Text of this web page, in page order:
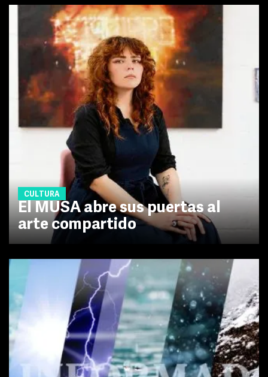
CULTURA
El MUSA abre sus puertas al
arte compartido